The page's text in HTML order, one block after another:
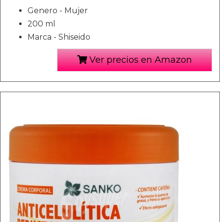
Genero - Mujer
200 ml
Marca - Shiseido
Ver precios en Amazon